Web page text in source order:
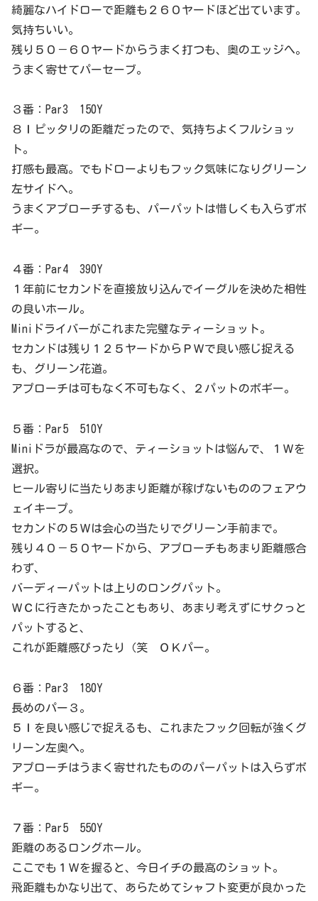
綺麗なハイドローで距離も２６０ヤードほど出ています。
気持ちいい。
残り５０－６０ヤードからうまく打つも、奥のエッジへ。
うまく寄せてパーセーブ。
３番：Par3 150Y
８Ｉピッタリの距離だったので、気持ちよくフルショッ
ト。
打感も最高。でもドローよりもフック気味になりグリーン
左サイドへ。
うまくアプローチするも、パーパットは惜しくも入らずボ
ギー。
４番：Par4 390Y
１年前にセカンドを直接放り込んでイーグルを決めた相性
の良いホール。
Miniドライバーがこれまた完璧なティーショット。
セカンドは残り１２５ヤードからＰＷで良い感じ捉える
も、グリーン花道。
アプローチは可もなく不可もなく、２パットのボギー。
５番：Par5 510Y
Miniドラが最高なので、ティーショットは悩んで、１Ｗを
選択。
ヒール寄りに当たりあまり距離が稼げないもののフェアウ
ェイキープ。
セカンドの５Ｗは会心の当たりでグリーン手前まで。
残り４０－５０ヤードから、アプローチもあまり距離感合
わず、
バーディーパットは上りのロングパット。
ＷＣに行きたかったこともあり、あまり考えずにサクっと
パットすると、
これが距離感ぴったり（笑 ＯＫパー。
６番：Par3 180Y
長めのパー３。
５Ｉを良い感じで捉えるも、これまたフック回転が強くグ
リーン左奥へ。
アプローチはうまく寄せれたもののパーパットは入らずボ
ギー。
７番：Par5 550Y
距離のあるロングホール。
ここでも１Ｗを握ると、今日イチの最高のショット。
飛距離もかなり出て、あらためてシャフト変更が良かった